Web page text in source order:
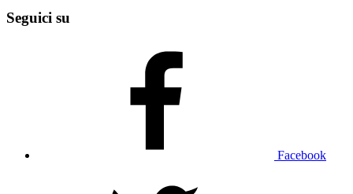
Seguici su
Facebook